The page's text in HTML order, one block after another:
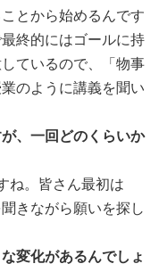
とから始めるんです
終的にはゴールに持
ているので、「物事
のように講義を聞い
、一回どのくらいか
ね。皆さん最初は
きながら願いを探し
変化があるんでしょ